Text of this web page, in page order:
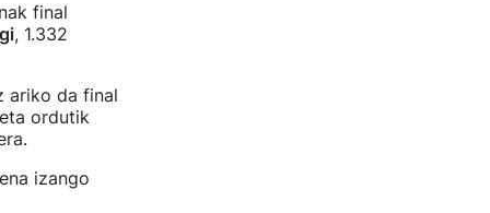
final
, 1.332
ariko da final
ordutik
izango